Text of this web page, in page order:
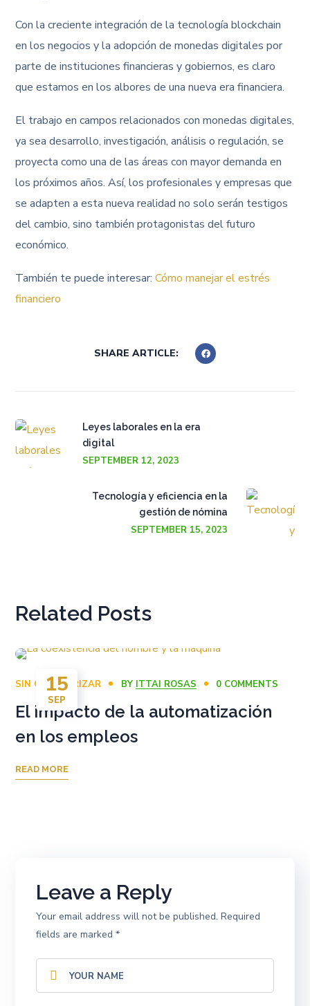
Con la creciente integración de la tecnología blockchain
en los negocios y la adopción de monedas digitales por
parte de instituciones financieras y gobiernos, es claro
que estamos en los albores de una nueva era financiera.
El trabajo en campos relacionados con monedas digitales,
ya sea desarrollo, investigación, análisis o regulación, se
proyecta como una de las áreas con mayor demanda en
los próximos años. Así, los profesionales y empresas que
se adapten a esta nueva realidad no solo serán testigos
del cambio, sino también protagonistas del futuro
económico.
También te puede interesar:Cómo manejar el estrés
financiero
SHARE ARTICLE:
Leyes laborales en la era
digital
SEPTEMBER 12, 2023
Tecnología y eficiencia en la
gestión de nómina
SEPTEMBER 15, 2023
Related Posts
15
SEP
SIN CATEGORIZAR BY ITTAI ROSAS 0 COMMENTS
El impacto de la automatización
en los empleos
READ MORE
Leave a Reply
Your email address will not be published. Required
fields are marked*